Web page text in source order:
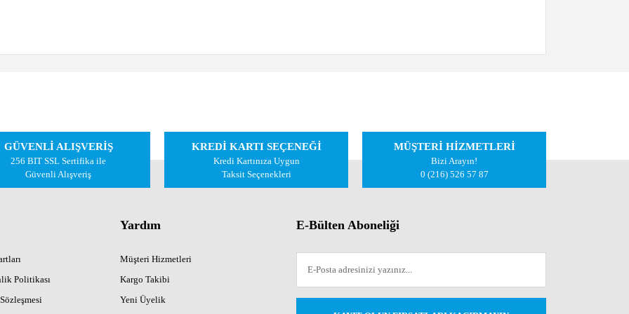
Gönder
GÜVENLİ ALIŞVERİŞ
256 BIT SSL Sertifika ile
Güvenli Alışveriş
KREDİ KARTI SEÇENEĞİ
Kredi Kartınıza Uygun
Taksit Seçenekleri
MÜŞTERİ HİZMETLERİ
Bizi Arayın!
0 (216) 526 57 87
Politikası
Yardım
Müşteri Hizmetleri
Kargo Takibi
Yeni Üyelik
E-Bülten Aboneliği